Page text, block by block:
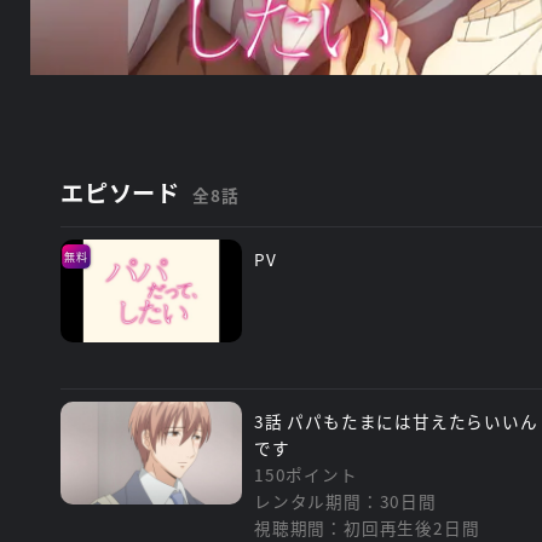
エピソード 全8話
無料 PV
3話 パパもたまには甘えたらいいん
です
150ポイント
レンタル期間：30日間
視聴期間：初回再生後2日間